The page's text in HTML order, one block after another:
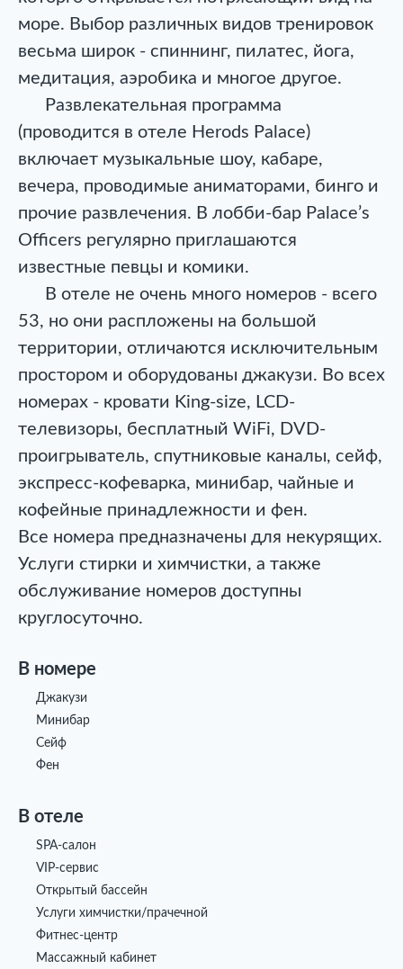
море. Выбор различных видов тренировок
весьма широк - спиннинг, пилатес, йога,
медитация, аэробика и многое другое.
Развлекательная программа
(проводится в отеле Herods Palace)
включает музыкальные шоу, кабаре,
вечера, проводимые аниматорами, бинго и
прочие развлечения. В лобби-бар Palace’s
Officers регулярно приглашаются
известные певцы и комики.
В отеле не очень много номеров - всего
53, но они распложены на большой
территории, отличаются исключительным
простором и оборудованы джакузи. Во всех
номерах - кровати King-size, LCD-
телевизоры, бесплатный WiFi, DVD-
проигрыватель, спутниковые каналы, сейф,
экспресс-кофеварка, минибар, чайные и
кофейные принадлежности и фен.
Все номера предназначены для некурящих.
Услуги стирки и химчистки, а также
обслуживание номеров доступны
круглосуточно.
В номере
Джакузи
Минибар
Сейф
Фен
В отеле
SPA-салон
VIP-сервис
Открытый бассейн
Услуги химчистки/прачечной
Фитнес-центр
Массажный кабинет